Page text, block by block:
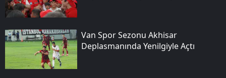
Van Spor Sezonu Akhisar
Deplasmanında Yenilgiyle Açtı